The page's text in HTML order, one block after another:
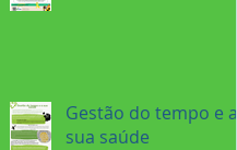
Gestão do tempo e a
sua saúde